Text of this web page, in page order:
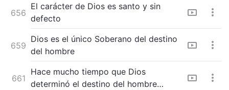
656
El carácter de Dios es santo y sin
defecto
659
Dios es el único Soberano del destino
del hombre
661
Hace mucho tiempo que Dios
determinó el destino del hombre